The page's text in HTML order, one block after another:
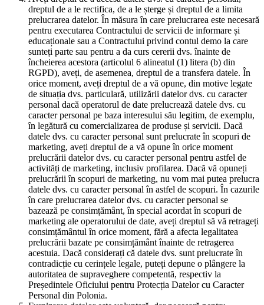
dreptul de a le rectifica, de a le șterge și dreptul de a limita
prelucrarea datelor. În măsura în care prelucrarea este necesară
pentru executarea Contractului de servicii de informare și
educaționale sau a Contractului privind contul demo la care
sunteți parte sau pentru a da curs cererii dvs. înainte de
încheierea acestora (articolul 6 alineatul (1) litera (b) din
RGPD), aveți, de asemenea, dreptul de a transfera datele. În
orice moment, aveți dreptul de a vă opune, din motive legate
de situația dvs. particulară, utilizării datelor dvs. cu caracter
personal dacă operatorul de date prelucrează datele dvs. cu
caracter personal pe baza interesului său legitim, de exemplu,
în legătură cu comercializarea de produse și servicii. Dacă
datele dvs. cu caracter personal sunt prelucrate în scopuri de
marketing, aveți dreptul de a vă opune în orice moment
prelucrării datelor dvs. cu caracter personal pentru astfel de
activități de marketing, inclusiv profilarea. Dacă vă opuneți
prelucrării în scopuri de marketing, nu vom mai putea prelucra
datele dvs. cu caracter personal în astfel de scopuri. În cazurile
în care prelucrarea datelor dvs. cu caracter personal se
bazează pe consimțământ, în special acordat în scopuri de
marketing ale operatorului de date, aveți dreptul să vă retrageți
consimțământul în orice moment, fără a afecta legalitatea
prelucrării bazate pe consimțământ înainte de retragerea
acestuia. Dacă considerați că datele dvs. sunt prelucrate în
contradicție cu cerințele legale, puteți depune o plângere la
autoritatea de supraveghere competentă, respectiv la
Președintele Oficiului pentru Protecția Datelor cu Caracter
Personal din Polonia.